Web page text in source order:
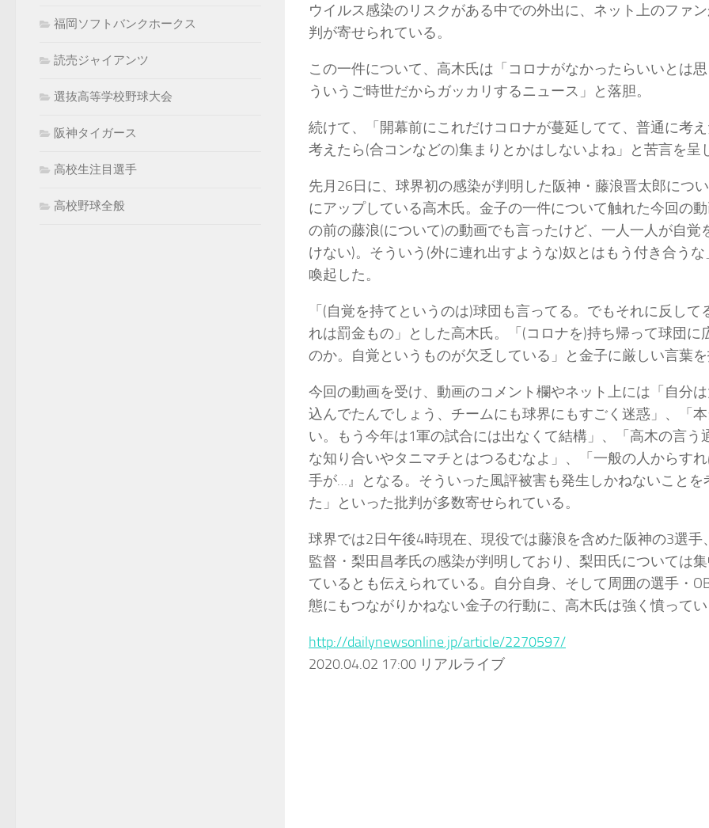
ウイルス感染のリスクがある中での外出に、ネット上のファ
判が寄せられている。
この一件について、高木氏は「コロナがなかったらいいとは
ういうご時世だからガッカリするニュース」と落胆。
続けて、「開幕前にこれだけコロナが蔓延してて、普通に考
考えたら(合コンなどの)集まりとかはしないよね」と苦言を呈
先月26日に、球界初の感染が判明した阪神・藤浪晋太郎につ
にアップしている高木氏。金子の一件について触れた今回の
の前の藤浪(について)の動画でも言ったけど、一人一人が自覚
けない)。そういう(外に連れ出すような)奴とはもう付き合う
喚起した。
「(自覚を持てというのは)球団も言ってる。でもそれに反して
れは罰金もの」とした高木氏。「(コロナを)持ち帰って球団に
のか。自覚というものが欠乏している」と金子に厳しい言葉
今回の動画を受け、動画のコメント欄やネット上には「自分
込んでたんでしょう、チームにも球界にもすごく迷惑」、「
い。もう今年は1軍の試合には出なくて結構」、「高木の言う
な知り合いやタニマチとはつるむなよ」、「一般の人からす
手が…』となる。そういった風評被害も発生しかねないことを
た」といった批判が多数寄せられている。
球界では2日午後4時現在、現役では藤浪を含めた阪神の3選手
監督・梨田昌孝氏の感染が判明しており、梨田氏については
ているとも伝えられている。自分自身、そして周囲の選手・
態にもつながりかねない金子の行動に、高木氏は強く憤って
http://dailynewsonline.jp/article/2270597/
2020.04.02 17:00 リアルライブ
福岡ソフトバンクホークス
読売ジャイアンツ
選抜高等学校野球大会
阪神タイガース
高校生注目選手
高校野球全般